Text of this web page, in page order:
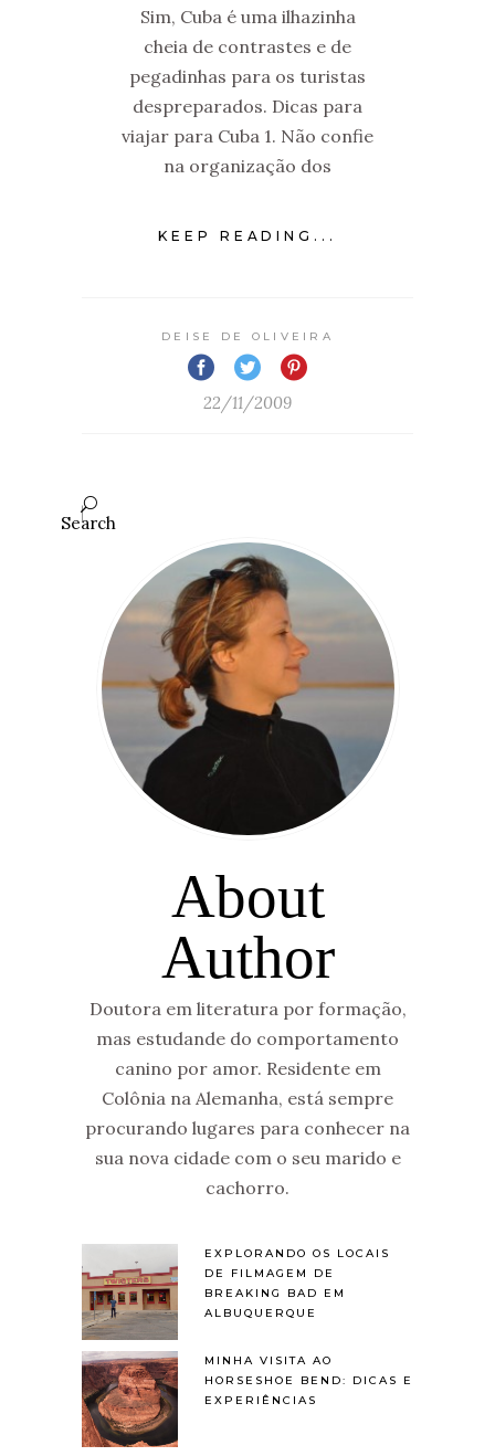
Sim, Cuba é uma ilhazinha
cheia de contrastes e de
pegadinhas para os turistas
despreparados. Dicas para
viajar para Cuba 1. Não confie
na organização dos
KEEP READING...
DEISE DE OLIVEIRA
22/11/2009
Search
About
Author
Doutora em literatura por formação,
mas estudande do comportamento
canino por amor. Residente em
Colônia na Alemanha, está sempre
procurando lugares para conhecer na
sua nova cidade com o seu marido e
cachorro.
EXPLORANDO OS LOCAIS
DE FILMAGEM DE
BREAKING BAD EM
ALBUQUERQUE
MINHA VISITA AO
HORSESHOE BEND: DICAS E
EXPERIÊNCIAS